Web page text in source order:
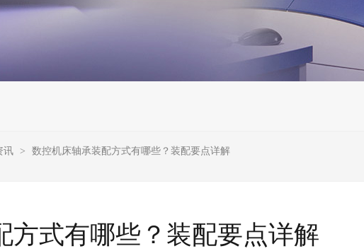
讯 > 数控机床轴承装配方式有哪些？装配要点详解
方式有哪些？装配要点详解